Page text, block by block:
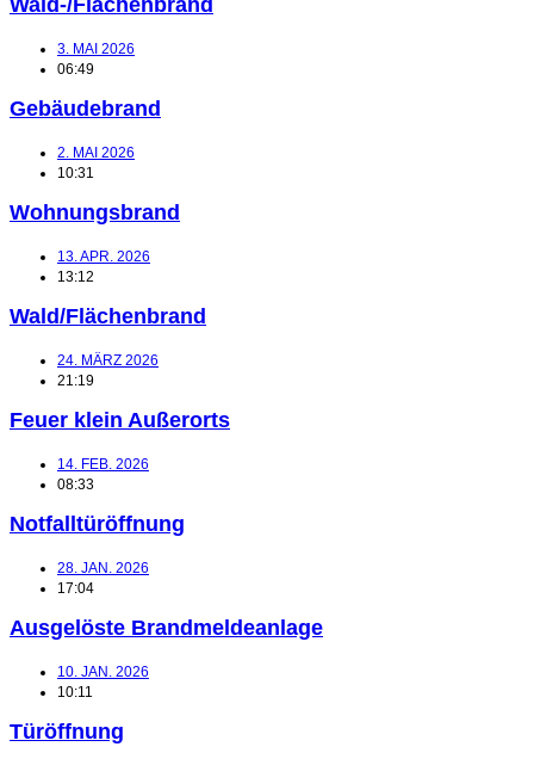
3. MAI 2026
06:49
Gebäudebrand
2. MAI 2026
10:31
Wohnungsbrand
13. APR. 2026
13:12
Wald/Flächenbrand
24. MÄRZ 2026
21:19
Feuer klein Außerorts
14. FEB. 2026
08:33
Notfalltüröffnung
28. JAN. 2026
17:04
Ausgelöste Brandmeldeanlage
10. JAN. 2026
10:11
Türöffnung